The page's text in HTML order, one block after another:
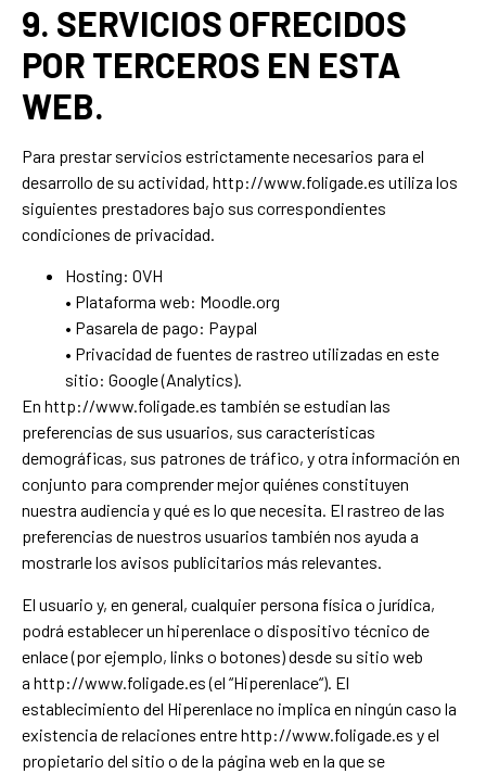
9. SERVICIOS OFRECIDOS
POR TERCEROS EN ESTA
WEB.
Para prestar servicios estrictamente necesarios para el
desarrollo de su actividad, http://www.foligade.es utiliza los
siguientes prestadores bajo sus correspondientes
condiciones de privacidad.
Hosting: OVH
• Plataforma web: Moodle.org
• Pasarela de pago: Paypal
• Privacidad de fuentes de rastreo utilizadas en este
sitio: Google (Analytics).
En http://www.foligade.es también se estudian las
preferencias de sus usuarios, sus características
demográficas, sus patrones de tráfico, y otra información en
conjunto para comprender mejor quiénes constituyen
nuestra audiencia y qué es lo que necesita. El rastreo de las
preferencias de nuestros usuarios también nos ayuda a
mostrarle los avisos publicitarios más relevantes.
El usuario y, en general, cualquier persona física o jurídica,
podrá establecer un hiperenlace o dispositivo técnico de
enlace (por ejemplo, links o botones) desde su sitio web
a http://www.foligade.es (el “Hiperenlace“). El
establecimiento del Hiperenlace no implica en ningún caso la
existencia de relaciones entre http://www.foligade.es y el
propietario del sitio o de la página web en la que se